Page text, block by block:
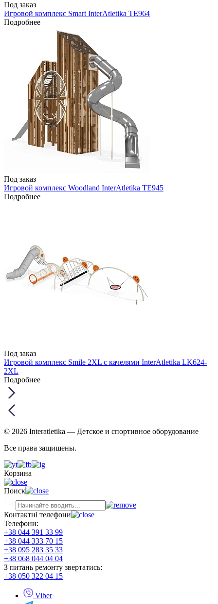
Под заказ
Игровой комплекс Smart InterAtletika TE964
Подробнее
Под заказ
Игровой комплекс Woodland InterAtletika TE945
Подробнее
Под заказ
Игровой комплекс Smile 2XL с качелями InterAtletika LK624-
2XL
Подробнее
© 2026 Interatletika — Детское и спортивное оборудование
Все права защищены.
Корзина
Поиск
Контактні телефони
Телефони:
+38 044 391 33 99
+38 044 333 70 15
+38 095 283 35 33
+38 068 044 04 04
З питань ремонту звертатись:
+38 050 322 04 15
Viber